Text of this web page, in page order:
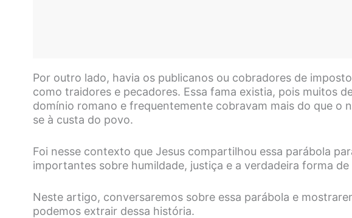
Por outro lado, havia os publicanos ou cobradores de
como traidores e pecadores. Essa fama existia, pois muitos
domínio romano e frequentemente cobravam mais do que o
se à custa do povo.
Foi nesse contexto que Jesus compartilhou essa parábola
importantes sobre humildade, justiça e a verdadeira forma de
Neste artigo, conversaremos sobre essa parábola e
podemos extrair dessa história.